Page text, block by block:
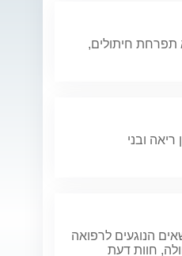
תפרחת חיתולים,
ובני
הנוגעים לרפואה
חוות דעת